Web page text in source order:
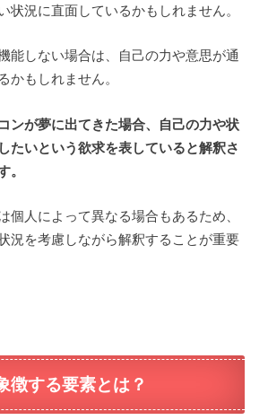
状況に直面しているかもしれません。
能しない場合は、自己の力や意思が通
かもしれません。
ンが夢に出てきた場合、自己の力や状
たいという欲求を表していると解釈さ
。
個人によって異なる場合もあるため、
況を考慮しながら解釈することが重要
徴する要素とは？